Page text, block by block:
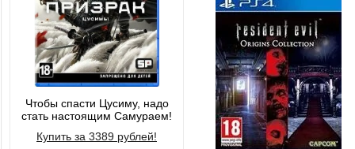
Чтобы спасти Цусиму, надо
стать настоящим Самураем!
Купить за 3389 рублей!